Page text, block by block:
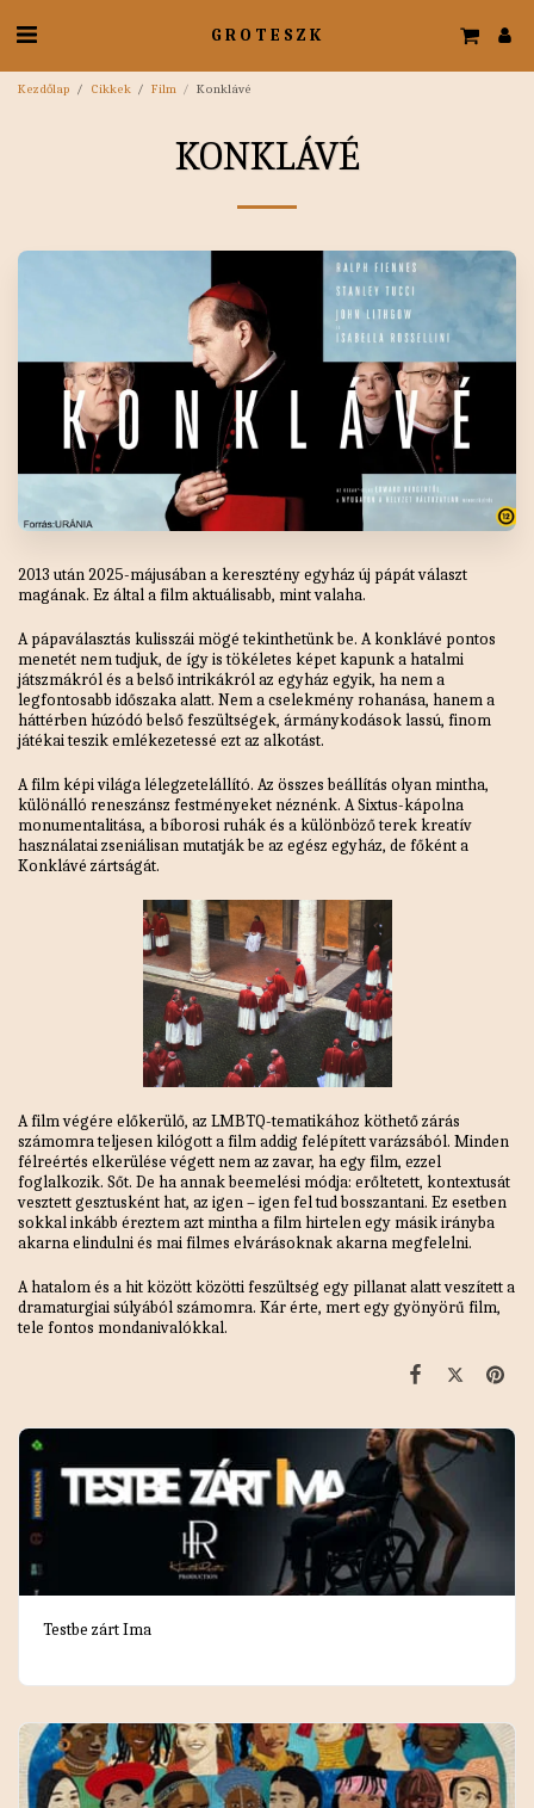
GROTESZK
Kezdőlap Cikkek Film Konklávé
KONKLÁVÉ
2013 után 2025-májusában a keresztény egyház új pápát választ
magának. Ez által a film aktuálisabb, mint valaha.
A pápaválasztás kulisszái mögé tekinthetünk be. A konklávé pontos
menetét nem tudjuk, de így is tökéletes képet kapunk a hatalmi
játszmákról és a belső intrikákról az egyház egyik, ha nem a
legfontosabb időszaka alatt. Nem a cselekmény rohanása, hanem a
háttérben húzódó belső feszültségek, ármánykodások lassú, finom
játékai teszik emlékezetessé ezt az alkotást.
A film képi világa lélegzetelállító. Az összes beállítás olyan mintha,
különálló reneszánsz festményeket néznénk. A Sixtus-kápolna
monumentalitása, a bíborosi ruhák és a különböző terek kreatív
használatai zseniálisan mutatják be az egész egyház, de főként a
Konklávé zártságát.
A film végére előkerülő, az LMBTQ-tematikához köthető zárás
számomra teljesen kilógott a film addig felépített varázsából. Minden
félreértés elkerülése végett nem az zavar, ha egy film, ezzel
foglalkozik. Sőt. De ha annak beemelési módja: erőltetett, kontextusát
vesztett gesztusként hat, az igen – igen fel tud bosszantani. Ez esetben
sokkal inkább éreztem azt mintha a film hirtelen egy másik irányba
akarna elindulni és mai filmes elvárásoknak akarna megfelelni.
A hatalom és a hit között közötti feszültség egy pillanat alatt veszített a
dramaturgiai súlyából számomra. Kár érte, mert egy gyönyörű film,
tele fontos mondanivalókkal.
Testbe zárt Ima